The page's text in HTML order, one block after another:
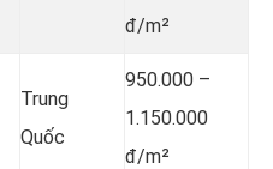
đ/m²
Trung
Quốc
950.000 –
1.150.000
đ/m²